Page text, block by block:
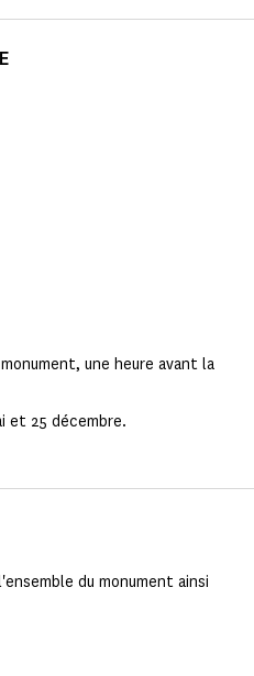
une heure avant la
et 25 décembre.
du monument ainsi